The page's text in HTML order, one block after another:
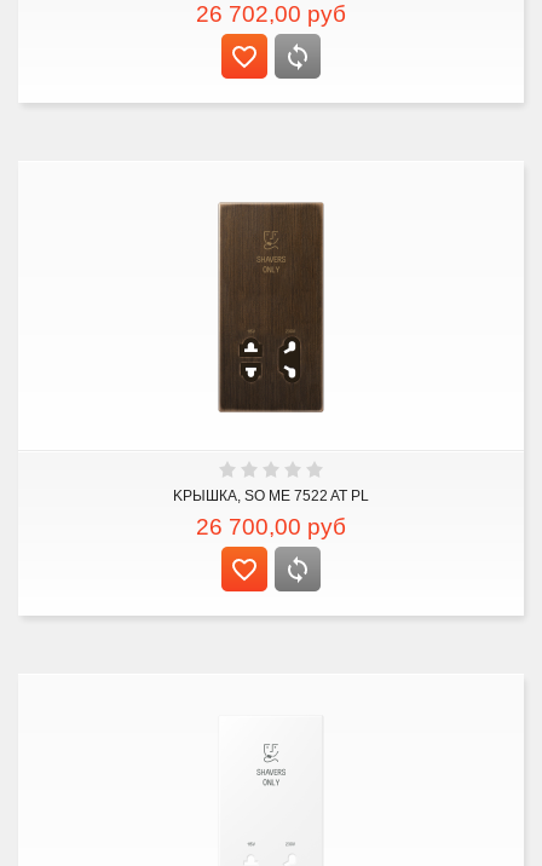
26 702,00 руб
KРЫШКА, SO ME 7522 AT PL
26 700,00 руб